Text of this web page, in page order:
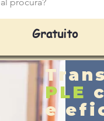
Gratuito
PLE
e